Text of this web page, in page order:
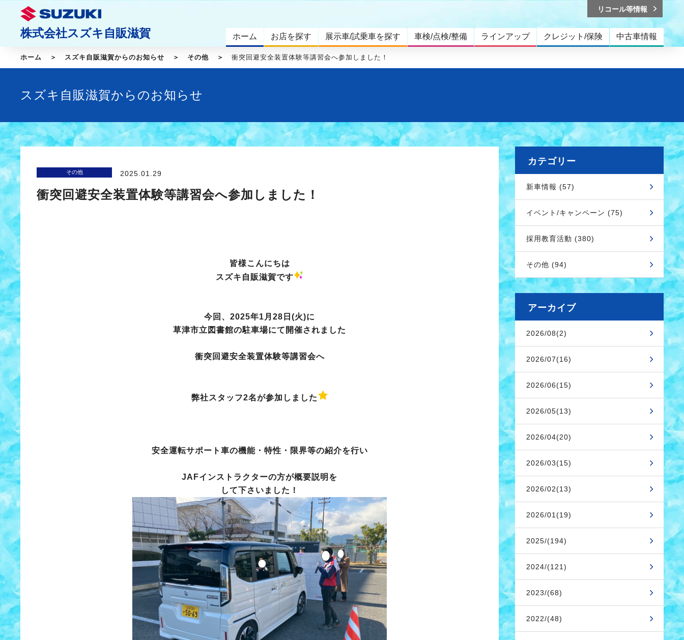
株式会社スズキ自販滋賀 ホーム お店を探す 展示車/試乗車を探す 車検/点検/整備 ラインアップ クレジット/保険 中古車情報
リコール等情報
ホーム スズキ自販滋賀からのお知らせ その他 衝突回避安全装置体験等講習会へ参加しました！
スズキ自販滋賀からのお知らせ
その他 2025.01.29
衝突回避安全装置体験等講習会へ参加しました！
皆様こんにちは
スズキ自販滋賀です
今回、2025年1月28日(火)に
草津市立図書館の駐車場にて開催されました
衝突回避安全装置体験等講習会へ
弊社スタッフ2名が参加しました
安全運転サポート車の機能・特性・限界等の紹介を行い
JAFインストラクターの方が概要説明を
して下さいました！
カテゴリー
新車情報 (57)
イベント/キャンペーン (75)
採用教育活動 (380)
その他 (94)
アーカイブ
2026/08(2)
2026/07(16)
2026/06(15)
2026/05(13)
2026/04(20)
2026/03(15)
2026/02(13)
2026/01(19)
2025/(194)
2024/(121)
2023/(68)
2022/(48)